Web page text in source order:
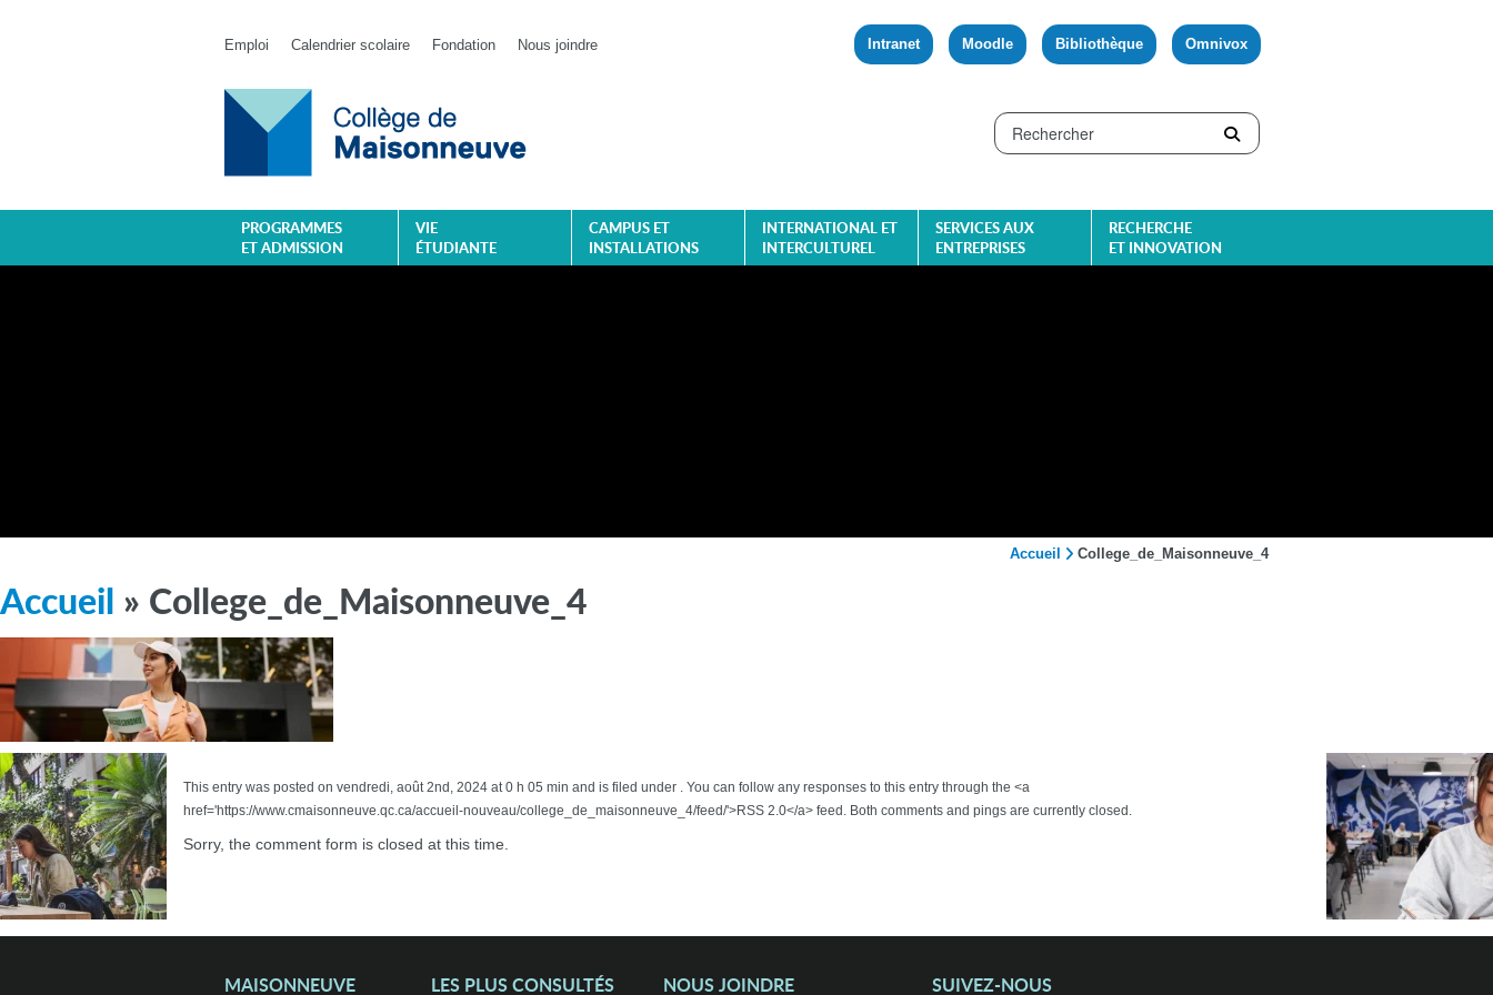
Emploi Calendrier scolaire Fondation Nous joindre Intranet Moodle Bibliothèque Omnivox
PROGRAMMES
ET ADMISSION
VIE
ÉTUDIANTE
CAMPUS ET
INSTALLATIONS
INTERNATIONAL ET
INTERCULTUREL
SERVICES AUX
ENTREPRISES
RECHERCHE
ET INNOVATION
Accueil College_de_Maisonneuve_4
Accueil » College_de_Maisonneuve_4
This entry was posted on vendredi, août 2nd, 2024 at 0 h 05 min and is filed under . You can follow any responses to this entry through the <a
href='https://www.cmaisonneuve.qc.ca/accueil-nouveau/college_de_maisonneuve_4/feed/'>RSS 2.0</a> feed. Both comments and pings are currently closed.
Sorry, the comment form is closed at this time.
MAISONNEUVE LES PLUS CONSULTÉS NOUS JOINDRE SUIVEZ-NOUS